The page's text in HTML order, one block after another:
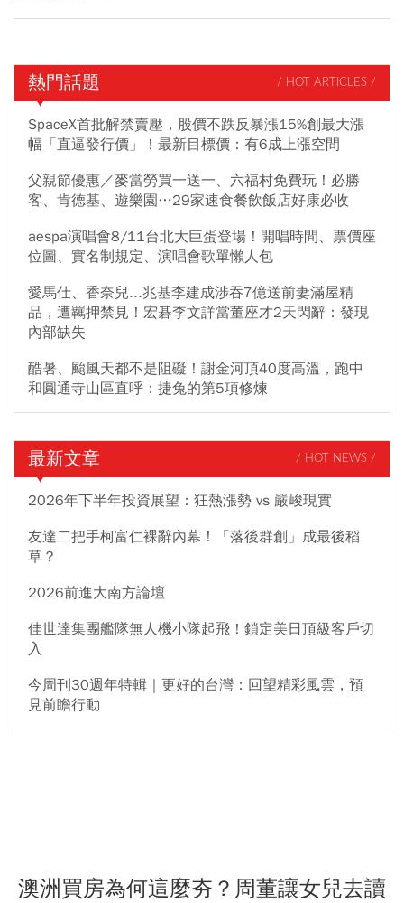
熱門話題 / HOT ARTICLES /
SpaceX首批解禁賣壓，股價不跌反暴漲15%創最大漲
幅「直逼發行價」！最新目標價：有6成上漲空間
父親節優惠／麥當勞買一送一、六福村免費玩！必勝
客、肯德基、遊樂園…29家速食餐飲飯店好康必收
aespa演唱會8/11台北大巨蛋登場！開唱時間、票價座
位圖、實名制規定、演唱會歌單懶人包
愛馬仕、香奈兒...兆基李建成涉吞7億送前妻滿屋精
品，遭羈押禁見！宏碁李文詳當董座才2天閃辭：發現
內部缺失
酷暑、颱風天都不是阻礙！謝金河頂40度高溫，跑中
和圓通寺山區直呼：捷兔的第5項修煉
最新文章 / HOT NEWS /
2026年下半年投資展望：狂熱漲勢 vs 嚴峻現實
友達二把手柯富仁裸辭內幕！「落後群創」成最後稻
草？
2026前進大南方論壇
佳世達集團艦隊無人機小隊起飛！鎖定美日頂級客戶切
入
今周刊30週年特輯｜更好的台灣：回望精彩風雲，預
見前瞻行動
澳洲買房為何這麼夯？周董讓女兒去讀